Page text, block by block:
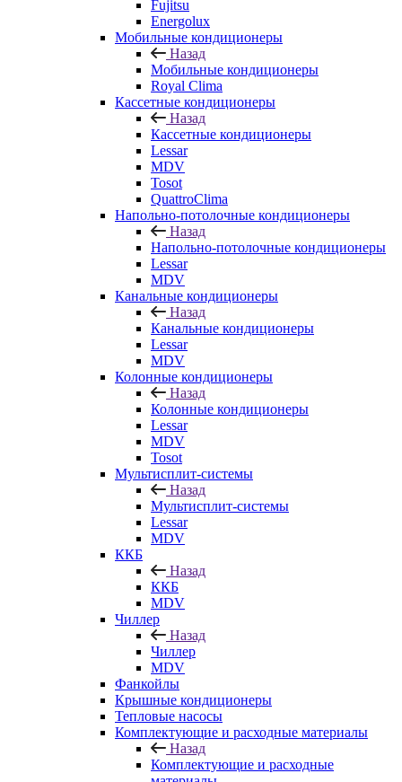
Fujitsu
Energolux
Мобильные кондиционеры
Назад
Мобильные кондиционеры
Royal Clima
Кассетные кондиционеры
Назад
Кассетные кондиционеры
Lessar
MDV
Tosot
QuattroClima
Напольно-потолочные кондиционеры
Назад
Напольно-потолочные кондиционеры
Lessar
MDV
Канальные кондиционеры
Назад
Канальные кондиционеры
Lessar
MDV
Колонные кондиционеры
Назад
Колонные кондиционеры
Lessar
MDV
Tosot
Мультисплит-системы
Назад
Мультисплит-системы
Lessar
MDV
ККБ
Назад
ККБ
MDV
Чиллер
Назад
Чиллер
MDV
Фанкойлы
Крышные кондиционеры
Тепловые насосы
Комплектующие и расходные материалы
Назад
Комплектующие и расходные